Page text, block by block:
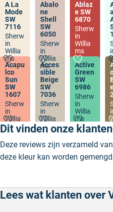
A La
Mode
SW
7116
Sherw
in
Willia
ms
Abalo
ne
Shell
SW
6050
Sherw
in
Willia
ms
Ablaz
e SW
6870
Sherw
in
Willia
ms
Acapu
lco
Sun
SW
1607
Sherw
in
Willia
ms
Acces
sible
Beige
SW
7036
Sherw
in
Willia
ms
Active
Green
SW
6986
Sherw
in
Willia
ms
Dit vinden onze
Deze reviews zijn verzameld
deze kleur kan worden
Lees wat klanten over